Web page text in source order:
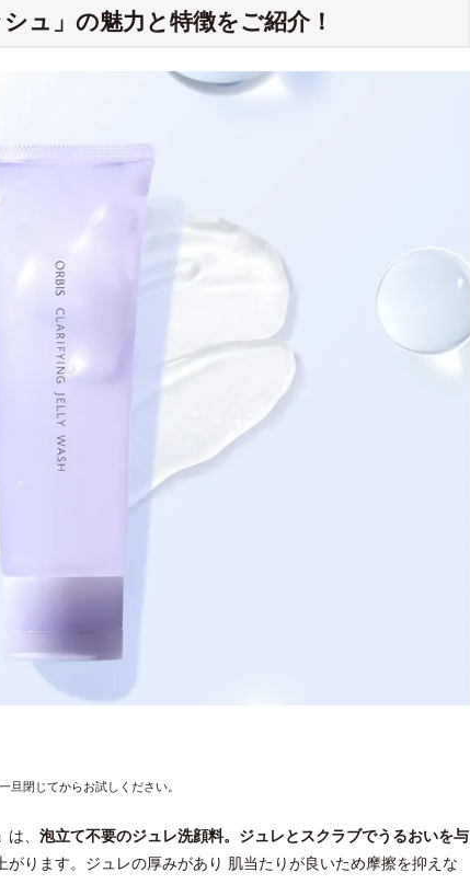
ュ」の魅力と特徴をご紹介！
閉じてからお試しください。
は、 泡立て不要のジュレ洗顔料。ジュレとスクラブでうるおいを与
がります。ジュレの厚みがあり 肌当たりが良いため摩擦を抑えな